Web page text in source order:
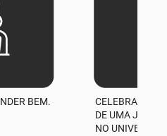
BEM.
CELEBRAMOS
DE UMA
NO UNIVERSO